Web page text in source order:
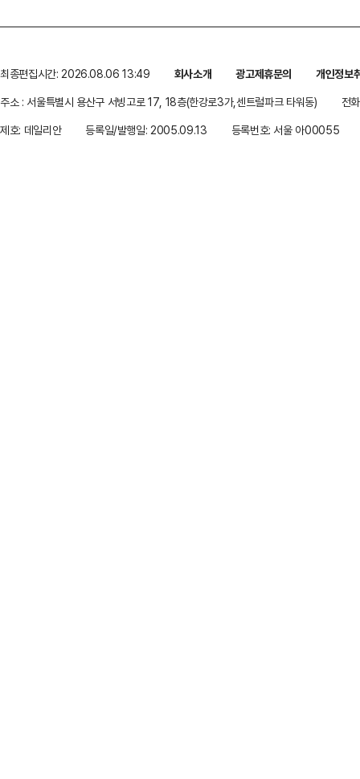
최종편집시간: 2026.08.06 13:49 회사소개 광고제휴문의
개인정보
주소 : 서울특별시 용산구 서빙고로 17, 18층(한강로3가,센트럴파크 타워동)
전
제호: 데일리안
등록일/발행일: 2005.09.13 등록번호: 서울 아00055